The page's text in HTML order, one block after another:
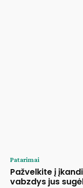
Patarimai
Pažvelkite į
vabzdys jus